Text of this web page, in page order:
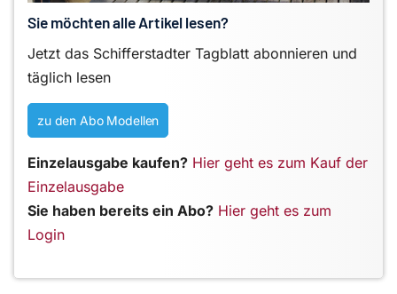
Sie möchten alle Artikel lesen?
Jetzt das Schifferstadter Tagblatt abonnieren und
täglich lesen
zu den Abo Modellen
Einzelausgabe kaufen? Hier geht es zum Kauf der
Einzelausgabe
Sie haben bereits ein Abo? Hier geht es zum
Login